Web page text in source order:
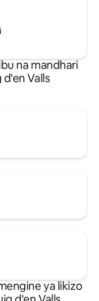
na mandhari
d'en Valls
ya likizo